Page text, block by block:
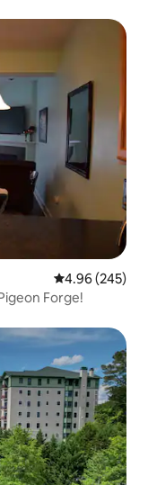
Calificación
4.96 (245)
Forge!